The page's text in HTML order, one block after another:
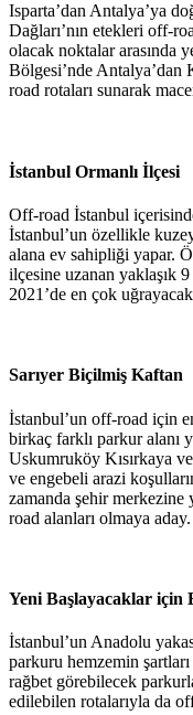
Isparta’dan Antalya’ya
Dağları’nın etekleri off-
olacak noktalar arasında
Bölgesi’nde Antalya’dan
road rotaları sunarak
İstanbul Ormanlı İlçesi
Off-road İstanbul
İstanbul’un özellikle
alana ev sahipliği yapar.
ilçesine uzanan yaklaşık
2021’de en çok
Sarıyer Biçilmiş Kaftan
İstanbul’un off-road için
birkaç farklı parkur alanı
Uskumruköy Kısırkaya
ve engebeli arazi
zamanda şehir merkezine
road alanları olmaya aday.
Yeni Başlayacaklar için
İstanbul’un Anadolu
parkuru hemzemin
rağbet görebilecek
edilebilen rotalarıyla da